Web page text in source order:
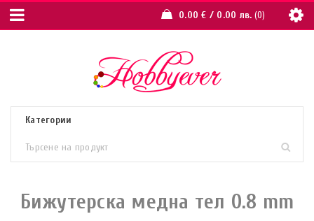
0.00€ / 0.00 лв. 0
Бижутерска медна тел 0.8 mm